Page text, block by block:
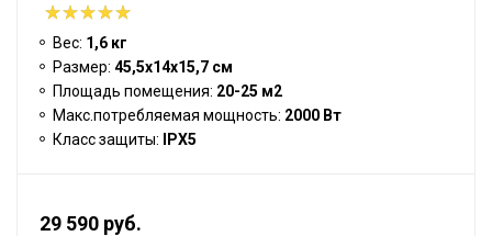
Вес: 1,6 кг
Размер: 45,5х14х15,7 см
Площадь помещения: 20-25 м2
Макс.потребляемая мощность: 2000 Вт
Класс защиты:
IPX5
29 590 руб.